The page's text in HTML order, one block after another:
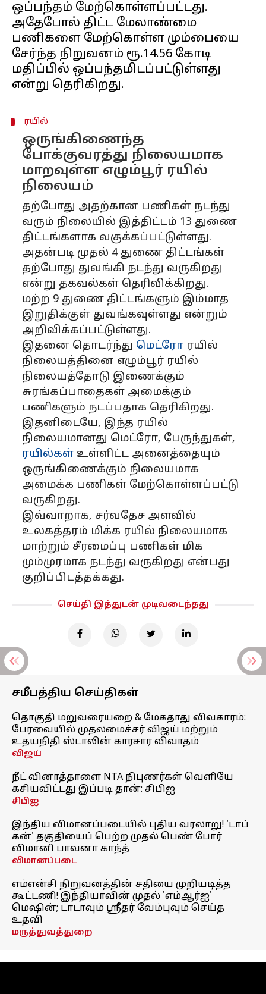
ஒப்பந்தம் மேற்கொள்ளப்பட்டது.
அதேபோல் திட்ட மேலாண்மை
பணிகளை மேற்கொள்ள மும்பையை
சேர்ந்த நிறுவனம் ரூ.14.56 கோடி
மதிப்பில் ஒப்பந்தமிடப்பட்டுள்ளது
ரயில்
ஒருங்கிணைந்த
போக்குவரத்து நிலையமாக
மாறவுள்ள எழும்பூர் ரயில்
நிலையம்
தற்போது அதற்கான பணிகள் நடந்து
வரும் நிலையில் இத்திட்டம் 13 துணை
திட்டங்களாக வகுக்கப்பட்டுள்ளது.
அதன்படி முதல் 4 துணை திட்டங்கள்
தற்போது துவங்கி நடந்து வருகிறது
என்று தகவல்கள் தெரிவிக்கிறது.
மற்ற 9 துணை திட்டங்களும் இம்மாத
இறுதிக்குள் துவங்கவுள்ளது என்றும்
அறிவிக்கப்பட்டுள்ளது.
இதனை தொடர்ந்து மெட்ரோ ரயில்
நிலையத்தினை எழும்பூர் ரயில்
நிலையத்தோடு இணைக்கும்
சுரங்கப்பாதைகள் அமைக்கும்
பணிகளும் நடப்பதாக தெரிகிறது.
இதனிடையே, இந்த ரயில்
நிலையமானது மெட்ரோ, பேருந்துகள்,
ரயில்கள் உள்ளிட்ட அனைத்தையும்
ஒருங்கிணைக்கும் நிலையமாக
அமைக்க பணிகள் மேற்கொள்ளப்பட்டு
வருகிறது.
இவ்வாறாக, சர்வதேச அளவில்
உலகத்தரம் மிக்க ரயில் நிலையமாக
மாற்றும் சீரமைப்பு பணிகள் மிக
மும்முரமாக நடந்து வருகிறது என்பது
குறிப்பிடத்தக்கது.
செய்தி இத்துடன் முடிவடைந்தது
சமீபத்திய செய்திகள்
தொகுதி மறுவரையறை & மேகதாது விவகாரம்:
பேரவையில் முதலமைச்சர் விஜய் மற்றும்
உதயநிதி ஸ்டாலின் காரசார விவாதம்
விஜய்
நீட் வினாத்தாளை NTA நிபுணர்கள் வெளியே
கசியவிட்டது இப்படி தான்: சிபிஐ
சிபிஐ
இந்திய விமானப்படையில் புதிய வரலாறு! 'டாப்
கன்' தகுதியைப் பெற்ற முதல் பெண் போர்
விமானி பாவனா காந்த்
விமானப்படை
எம்என்சி நிறுவனத்தின் சதியை முறியடித்த
கூட்டணி! இந்தியாவின் முதல் 'எம்ஆர்ஐ'
மெஷின்; டாடாவும் ஸ்ரீதர் வேம்புவும் செய்த
உதவி
மருத்துவத்துறை